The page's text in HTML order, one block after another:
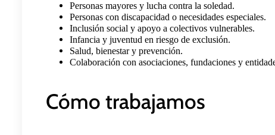
Personas mayores y lucha contra la soledad.
Personas con discapacidad o necesidades especiales.
Inclusión social y apoyo a colectivos vulnerables.
Infancia y juventud en riesgo de exclusión.
Salud, bienestar y prevención.
Colaboración con asociaciones, fundaciones y
Cómo trabajamos